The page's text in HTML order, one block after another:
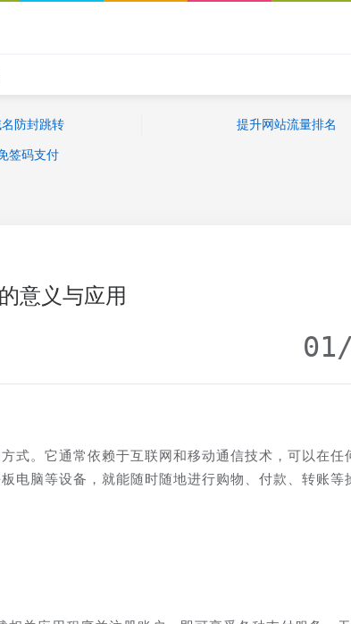
防封跳转 提升网站流量排名
签码支付
意义与应用
式。它通常依赖于互联网和移动通信技术，可以在任
电脑等设备，就能随时随地进行购物、付款、转账等